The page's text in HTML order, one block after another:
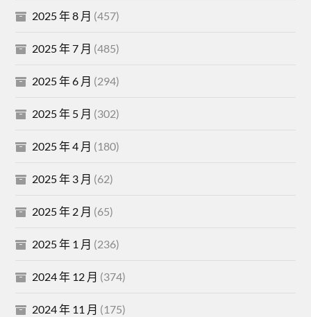
2025 年 8 月 (457)
2025 年 7 月 (485)
2025 年 6 月 (294)
2025 年 5 月 (302)
2025 年 4 月 (180)
2025 年 3 月 (62)
2025 年 2 月 (65)
2025 年 1 月 (236)
2024 年 12 月 (374)
2024 年 11 月 (175)